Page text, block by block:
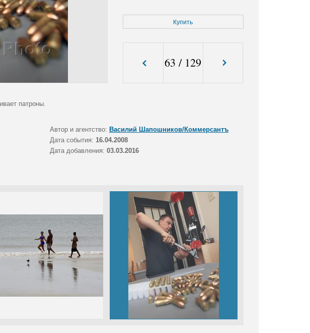
Купить
63 / 129
патроны.
Автор и агентство: Василий Шапошников/Коммерсантъ
Дата события: 16.04.2008
Дата добавления: 03.03.2016